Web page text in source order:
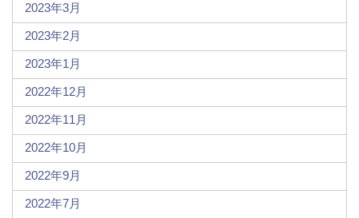
2023年3月
2023年2月
2023年1月
2022年12月
2022年11月
2022年10月
2022年9月
2022年7月